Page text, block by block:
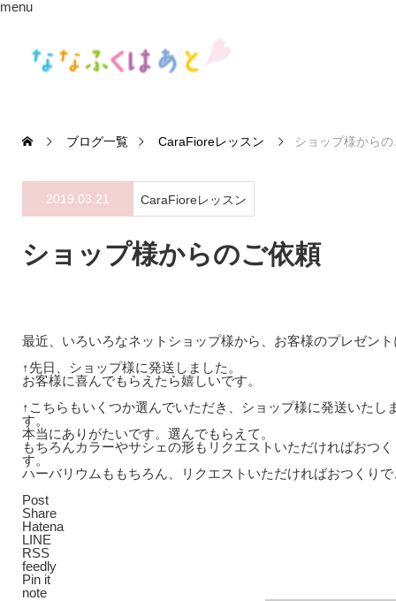
menu
ブログ一覧 CaraFioreレッスン ショップ様から
2019.03.21 CaraFioreレッスン
ショップ様からのご依頼
最近、いろいろなネットショップ様から、お客様のプレゼン
↑先日、ショップ様に発送しました。
お客様に喜んでもらえたら嬉しいです。
↑こちらもいくつか選んでいただき、ショップ様に発送いた
す。
本当にありがたいです。選んでもらえて。
もちろんカラーやサシェの形もリクエストいただければおつ
す。
ハーバリウムももちろん、リクエストいただければおつくり
Post
Share
Hatena
LINE
RSS
feedly
Pin it
note